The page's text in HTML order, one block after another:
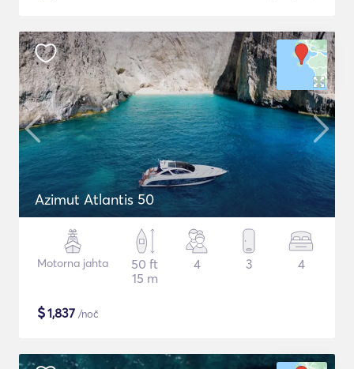
Azimut Atlantis 50
Motorna jahta
50 ft
15 m
4 3 4
$1,837 /noč